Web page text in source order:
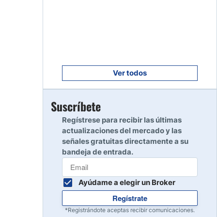
Leer reseña
10
Ver todos
Suscríbete
Regístrese para recibir las últimas
actualizaciones del mercado y las
señales gratuitas directamente a su
bandeja de entrada.
Ayúdame a elegir un Broker
Regístrate
*Registrándote aceptas recibir comunicaciones.